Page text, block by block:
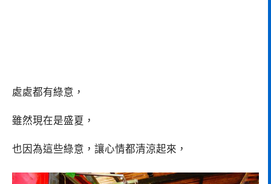
處處都有綠意，
雖然現在是盛夏，
也因為這些綠意，讓心情都清涼起來，